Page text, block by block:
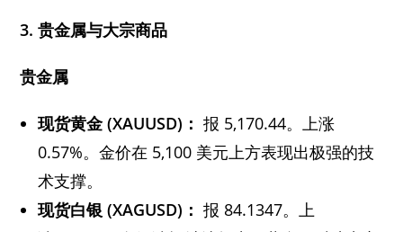
3. 贵金属与大宗商品
贵金属
现货黄金 (XAUUSD)： 报 5,170.44。上涨
0.57%。金价在 5,100 美元上方表现出极强的技
术支撑。
现货白银 (XAGUSD)： 报 84.1347。上